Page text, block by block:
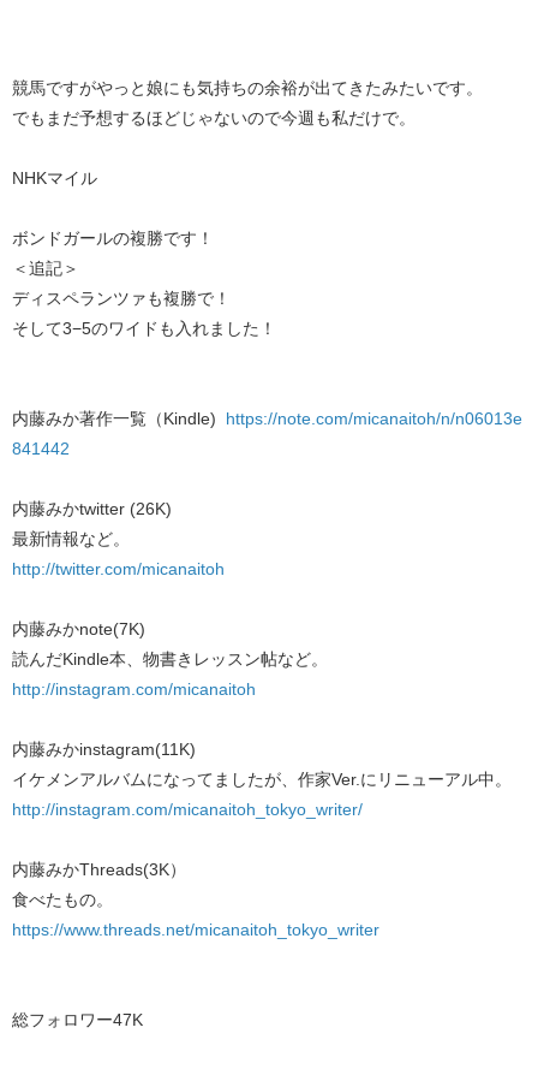
競馬ですがやっと娘にも気持ちの余裕が出てきたみたいです。
でもまだ予想するほどじゃないので今週も私だけで。
NHKマイル
ボンドガールの複勝です！
＜追記＞
ディスペランツァも複勝で！
そして3−5のワイドも入れました！
内藤みか著作一覧（Kindle)
https://note.com/micanaitoh/n/n06013e
841442
内藤みかtwitter (26K)
最新情報など。
http://twitter.com/micanaitoh
内藤みかnote(7K)
読んだKindle本、物書きレッスン帖など。
http://instagram.com/micanaitoh
内藤みかinstagram(11K)
イケメンアルバムになってましたが、作家Ver.にリニューアル中。
http://instagram.com/micanaitoh_tokyo_writer/
内藤みかThreads(3K）
食べたもの。
https://www.threads.net/micanaitoh_tokyo_writer
総フォロワー47K